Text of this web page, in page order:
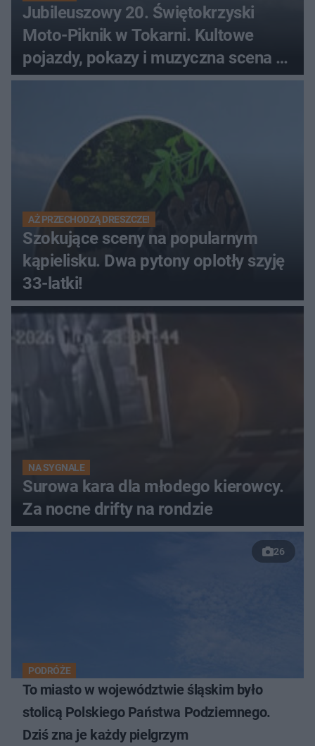
Jubileuszowy 20. Świętokrzyski
Moto-Piknik w Tokarni. Kultowe
pojazdy, pokazy i muzyczna scena w
Muzeum Wsi Kieleckiej
AŻ PRZECHODZĄ DRESZCZE!
Szokujące sceny na popularnym
kąpielisku. Dwa pytony oplotły szyję
33-latki!
NA SYGNALE
Surowa kara dla młodego kierowcy.
Za nocne drifty na rondzie
26
PODRÓŻE
To miasto w województwie śląskim było
stolicą Polskiego Państwa Podziemnego.
Dziś zna je każdy pielgrzym